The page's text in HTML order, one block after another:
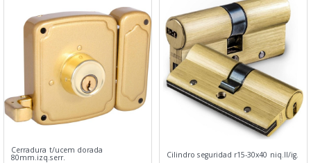
Cerradura t/ucem dorada
80mm.izq.serr. Cilindro seguridad r15-30x40 niq.ll/ig.